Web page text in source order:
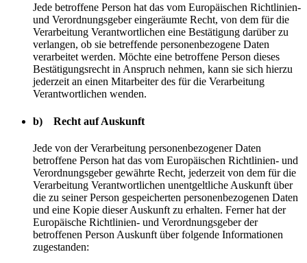
Jede betroffene Person hat das vom Europäischen Richtlinien-
und Verordnungsgeber eingeräumte Recht, von dem für die
Verarbeitung Verantwortlichen eine Bestätigung darüber zu
verlangen, ob sie betreffende personenbezogene Daten
verarbeitet werden. Möchte eine betroffene Person dieses
Bestätigungsrecht in Anspruch nehmen, kann sie sich hierzu
jederzeit an einen Mitarbeiter des für die Verarbeitung
Verantwortlichen wenden.
b) Recht auf Auskunft
Jede von der Verarbeitung personenbezogener Daten
betroffene Person hat das vom Europäischen Richtlinien- und
Verordnungsgeber gewährte Recht, jederzeit von dem für die
Verarbeitung Verantwortlichen unentgeltliche Auskunft über
die zu seiner Person gespeicherten personenbezogenen Daten
und eine Kopie dieser Auskunft zu erhalten. Ferner hat der
Europäische Richtlinien- und Verordnungsgeber der
betroffenen Person Auskunft über folgende Informationen
zugestanden: